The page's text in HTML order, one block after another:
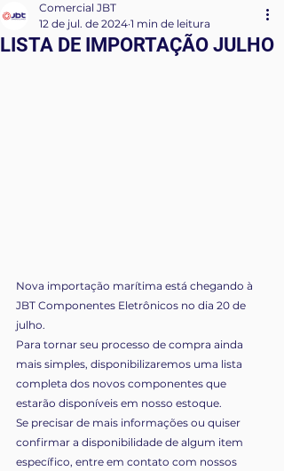
LISTA DE IMPORTAÇÃO JULHO
Comercial JBT
12 de jul. de 2024 1 min de leitura
Nova importação marítima está chegando à
JBT Componentes Eletrônicos no dia 20 de
julho.
Para tornar seu processo de compra ainda
mais simples, disponibilizaremos uma lista
completa dos novos componentes que
estarão disponíveis em nosso estoque.
Se precisar de mais informações ou quiser
confirmar a disponibilidade de algum item
específico, entre em contato com nossos